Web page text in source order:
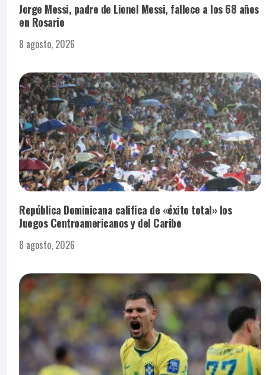
Jorge Messi, padre de Lionel Messi, fallece a los 68 años
en Rosario
8 agosto, 2026
República Dominicana califica de «éxito total» los
Juegos Centroamericanos y del Caribe
8 agosto, 2026